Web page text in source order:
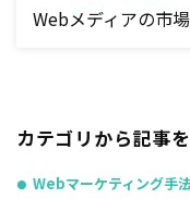
Webメディアの市
カテゴリから記事
● Webマーケティング手